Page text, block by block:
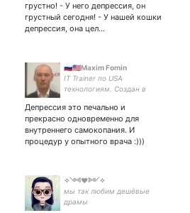
грустно! - У него депрессия, он
грустный сегодня! - У нашей кошки
депрессия, она цел…
🇷🇺🇺🇸Maxim Fomin
IT Trainer по USA
технологиям. Создан в
тружусь на USA. За мир
☮️между странами,
крепкий доллар💸и бан 💩
говнометателей в обе
Депрессия это печально и
прекрасно одновременно для
внутреннего самокопания. И
процедур у опытного врача :)))
✧༺♥༻✧
мы так любим дешёвые
драмы